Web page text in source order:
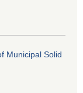
Municipal Solid